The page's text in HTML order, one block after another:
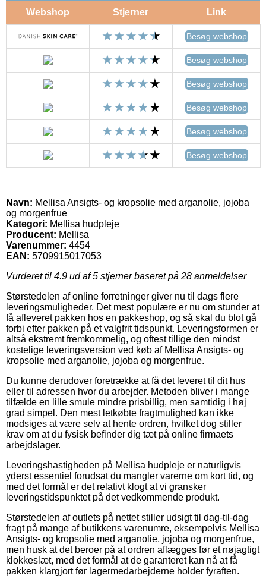
Webshop Stjerner Link
Besøg webshop
Besøg webshop
Besøg webshop
Besøg webshop
Besøg webshop
Besøg webshop
Navn: Mellisa Ansigts- og kropsolie med arganolie, jojoba
og morgenfrue
Kategori: Mellisa hudpleje
Producent: Mellisa
Varenummer: 4454
EAN: 5709915017053
Vurderet til 4.9 ud af 5 stjerner baseret på 28 anmeldelser
Størstedelen af online forretninger giver nu til dags flere
leveringsmuligheder. Det mest populære er nu om stunder at
få afleveret pakken hos en pakkeshop, og så skal du blot gå
forbi efter pakken på et valgfrit tidspunkt. Leveringsformen er
altså ekstremt fremkommelig, og oftest tillige den mindst
kostelige leveringsversion ved køb af Mellisa Ansigts- og
kropsolie med arganolie, jojoba og morgenfrue.
Du kunne derudover foretrække at få det leveret til dit hus
eller til adressen hvor du arbejder. Metoden bliver i mange
tilfælde en lille smule mindre prisbillig, men samtidig i høj
grad simpel. Den mest letkøbte fragtmulighed kan ikke
modsiges at være selv at hente ordren, hvilket dog stiller
krav om at du fysisk befinder dig tæt på online firmaets
arbejdslager.
Leveringshastigheden på Mellisa hudpleje er naturligvis
yderst essentiel forudsat du mangler varerne om kort tid, og
med det formål er det relativt klogt at vi gransker
leveringstidspunktet på det vedkommende produkt.
Størstedelen af outlets på nettet stiller udsigt til dag-til-dag
fragt på mange af butikkens varenumre, eksempelvis Mellisa
Ansigts- og kropsolie med arganolie, jojoba og morgenfrue,
men husk at det beroer på at ordren aflægges før et nøjagtigt
klokkeslæt, med det formål at de garanteret kan nå at få
pakken klargjort før lagermedarbejderne holder fyraften.